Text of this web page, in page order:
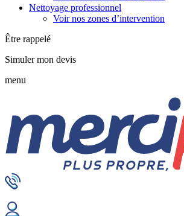
Nettoyage professionnel
Voir nos zones d’intervention
Être rappelé
Simuler mon devis
menu